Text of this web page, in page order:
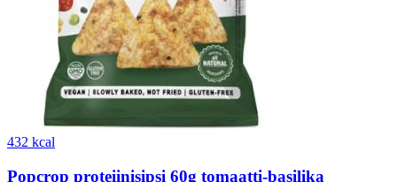
432 kcal
Popcrop proteiinisipsi 60g tomaatti-basilika